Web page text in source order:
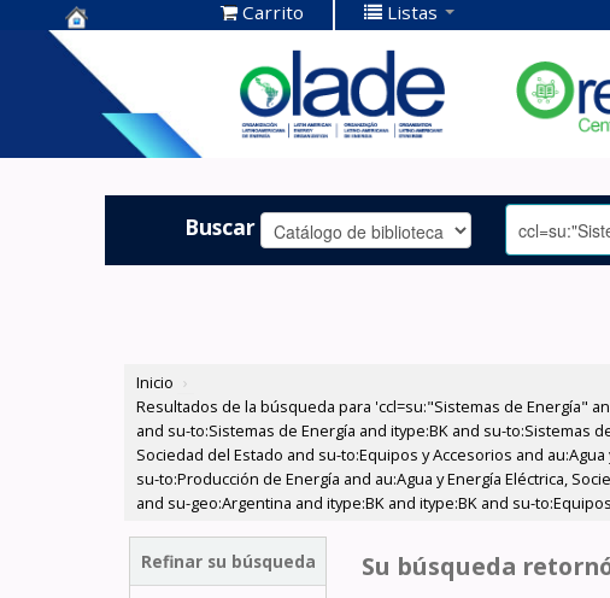
Centro de
Documentación
OLADE -
Carrito Listas
Buscar
Inicio ›
Resultados de la búsqueda para 'ccl=su:"Sistemas de Energía"
and su-to:Sistemas de Energía and itype:BK and su-to:Sistemas
Sociedad del Estado and su-to:Equipos y Accesorios and
su-to:Producción de Energía and au:Agua y Energía Eléctrica,
and su-geo:Argentina and itype:BK and itype:BK and su-
Refinar su búsqueda Su búsqueda